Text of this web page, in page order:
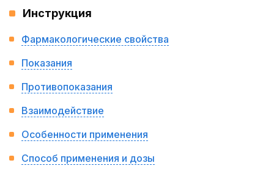
Инструкция
Фармакологические свойства
Показания
Противопоказания
Взаимодействие
Особенности применения
Способ применения и дозы